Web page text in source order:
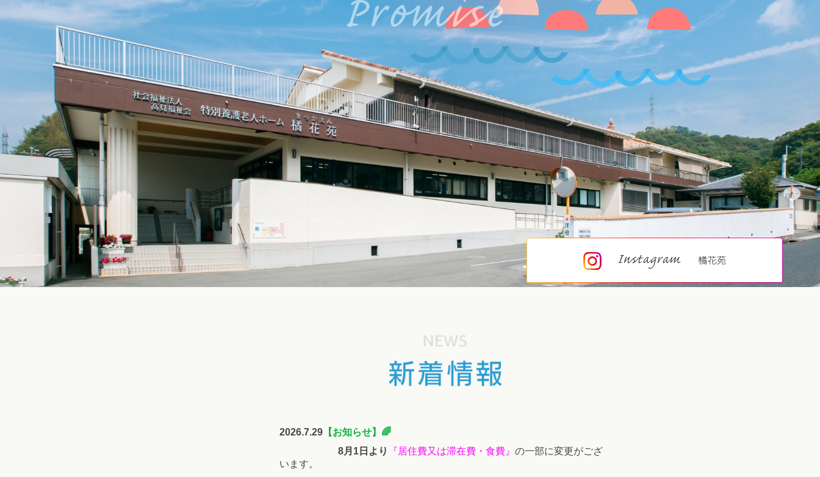
2026.7.29【お知らせ】🌈
8月1日より
『居住費又は滞在費・食費』 の一部に変更がござ
います。